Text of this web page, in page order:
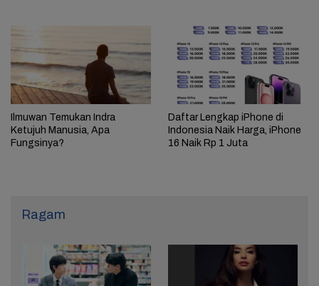
Ilmuwan Temukan Indra
Ketujuh Manusia, Apa
Fungsinya?
Daftar Lengkap iPhone di
Indonesia Naik Harga, iPhone
16 Naik Rp 1 Juta
Ragam